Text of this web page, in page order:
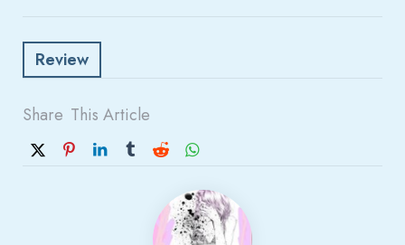
Review
Share This Article